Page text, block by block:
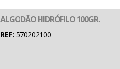
ALGODÃO HIDRÓFILO 100GR.
REF: 570202100